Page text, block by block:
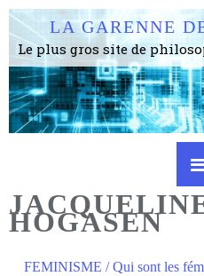
LA GARENNE
HOGASEN
FEMINISME / Qui sont les